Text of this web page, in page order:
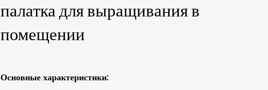
палатка для выращивания в
помещении
Основные характеристики: